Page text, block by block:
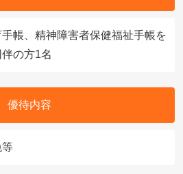
帳、精神障害者保健福祉手帳を
の方1名
優待内容
等